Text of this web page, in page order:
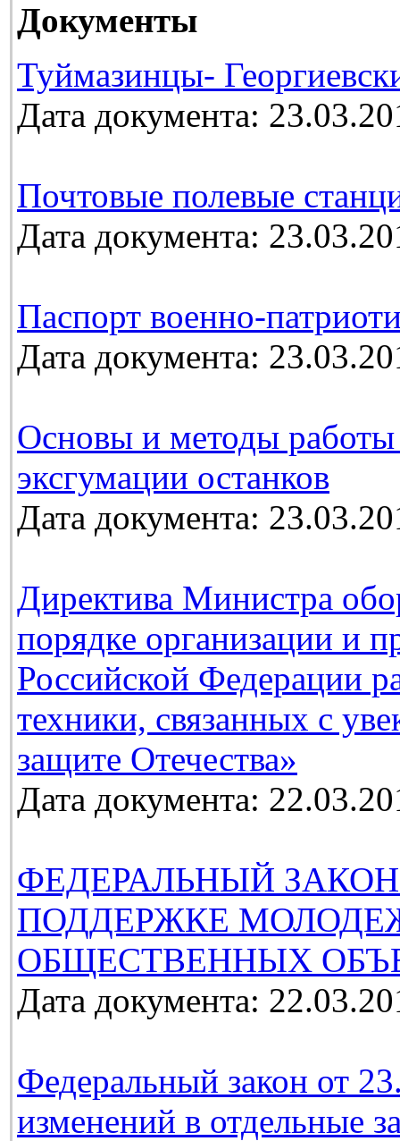
Документы
Туймазинцы-
Дата документа:
Почтовые полевые
Дата документа:
Паспорт военно-
Дата документа:
Основы и методы
эксгумации останков
Дата документа:
Директива Министра
порядке организации и
Российской Федерации
техники, связанных с
защите Отечества»
Дата документа:
ФЕДЕРАЛЬНЫЙ
ПОДДЕРЖКЕ
ОБЩЕСТВЕННЫХ
Дата документа:
Федеральный закон от
изменений в отдельные